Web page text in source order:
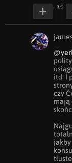
15
itd. I
czy
mają